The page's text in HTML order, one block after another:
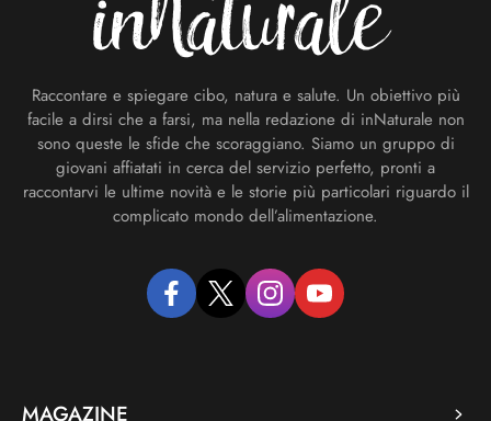
Raccontare e spiegare cibo, natura e salute. Un obiettivo più
facile a dirsi che a farsi, ma nella redazione di inNaturale non
sono queste le sfide che scoraggiano. Siamo un gruppo di
giovani affiatati in cerca del servizio perfetto, pronti a
raccontarvi le ultime novità e le storie più particolari riguardo il
complicato mondo dell’alimentazione.
facebooktwitter instagramyoutube
MAGAZINE